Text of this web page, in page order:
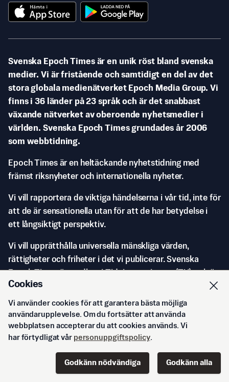
Svenska Epoch Times är en unik röst bland svenska
medier. Vi är fristående och samtidigt en del av det
stora globala medienätverket Epoch Media Group. Vi
finns i 36 länder på 23 språk och är det snabbast
växande nätverket av oberoende nyhetsmedier i
världen. Svenska Epoch Times grundades år 2006
som webbtidning.
Epoch Times är en heltäckande nyhetstidning med
främst riksnyheter och internationella nyheter.
Vi vill rapportera de viktiga händelserna i vår tid, inte för
att de är sensationella utan för att de har betydelse i
ett långsiktigt perspektiv.
Vi vill upprätthålla universella mänskliga värden,
rättigheter och friheter i det vi publicerar. Svenska
Epoch Times är medlem i Tidningsutgivarna (TU) och är
av ”särskild vikt för mediemångfalden” enligt
Mediestödsnämnden.
Cookies
Vi använder cookies för att garantera bästa möjliga
användarupplevelse. Om du fortsätter att använda
webbplatsen accepterar du att cookies används. Vi
har förtydligat vår personuppgiftspolicy.
Godkänn nödvändiga Godkänn alla